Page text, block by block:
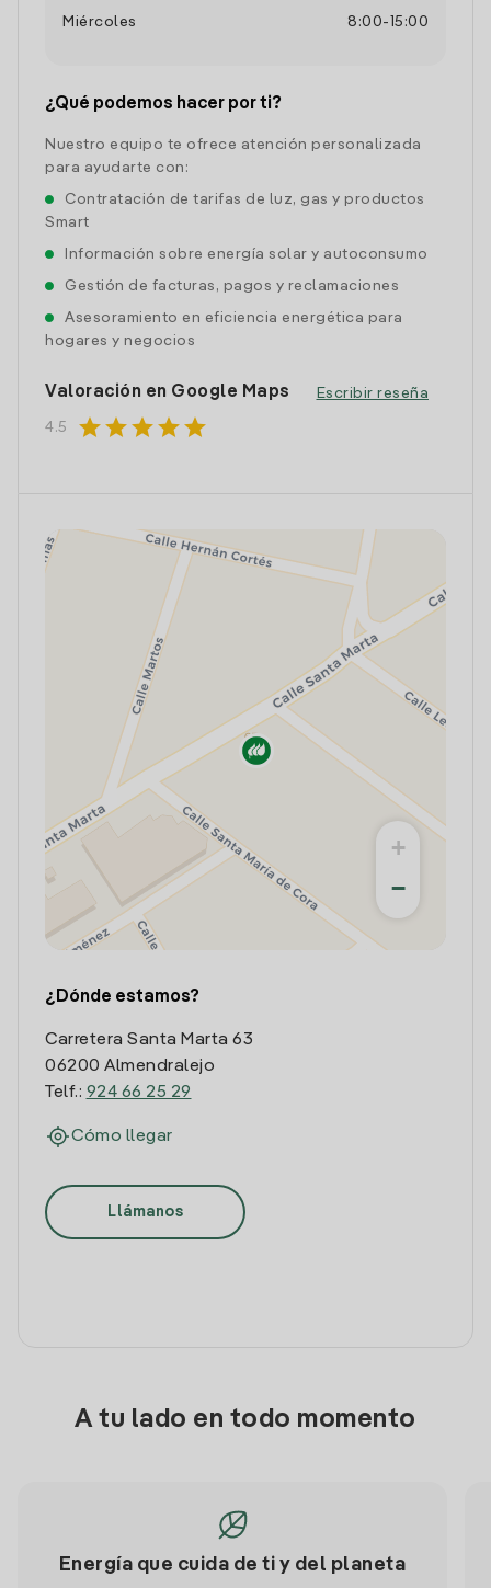
Miércoles
8:00- 15:00
¿Qué podemos hacer por ti?
Nuestro equipo te ofrece atención personalizada
para ayudarte con:
Contratación de tarifas de luz, gas y productos
Smart
Información sobre energía solar y autoconsumo
Gestión de facturas, pagos y reclamaciones
Asesoramiento en eficiencia energética para
hogares y negocios
Valoración en Google Maps
4.5 starstarstarstarstar
Escribir reseña
+
−
¿Dónde estamos?
Carretera Santa Marta 63
06200 Almendralejo
Telf.: 924 66 25 29
Cómo llegar
Llámanos
A tu lado en todo momento
Energía que cuida de ti y del planeta